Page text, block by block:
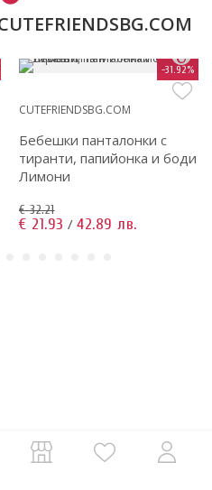
-31.92%
CUTEFRIENDSBG.COM
Бебешки панталонки с
тиранти, папийонка и боди
Лимони
€ 32.21
€ 21.93 / 42.89 лв.